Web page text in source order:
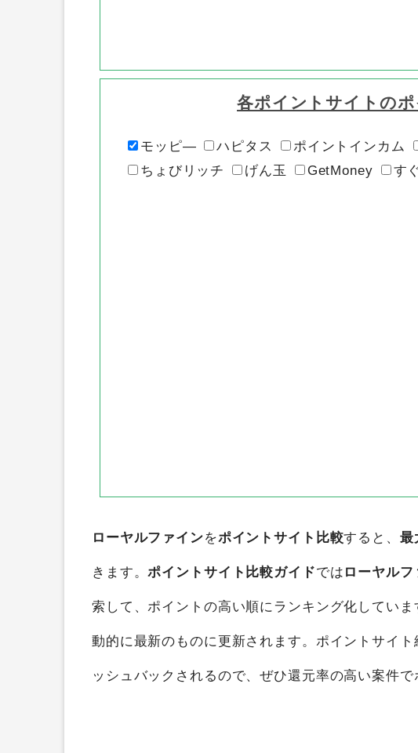
各ポイントサイトの
ローヤルファイン をポイントサイト比較すると、
きます。ポイントサイト比較ガイド では ローヤルフ
索して、ポイントの高い順にランキング化してい